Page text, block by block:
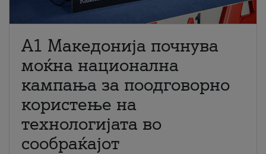
A1 Македонија почнува
моќна национална
кампања за поодговорно
користење на
технологијата во
сообраќајот